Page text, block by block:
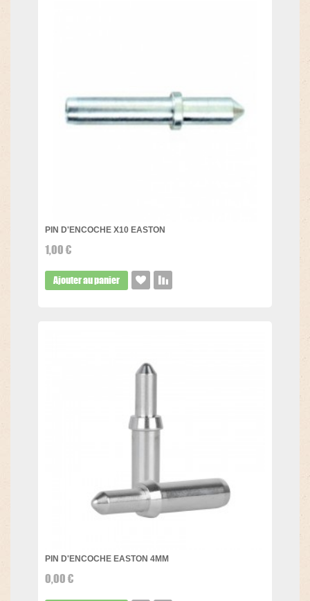
PIN D'ENCOCHE X10 EASTON
1,00 €
Ajouter au panier
PIN D'ENCOCHE EASTON 4MM
0,00 €